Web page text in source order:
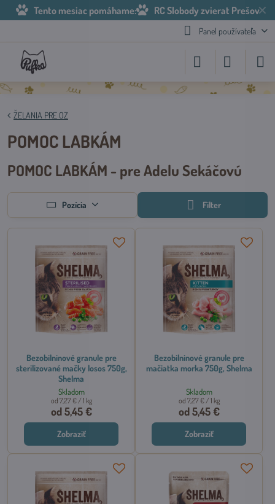
✕
Tento mesiac pomáhame: RC Slobody zvierat Prešov
Panel používateľa
ŽELANIA PRE OZ
POMOC LABKÁM
POMOC LABKÁM - pre Adelu Sekáčovú
Pozícia Filter
Bezobilninové granule pre
sterilizované mačky losos 750g,
Shelma
Skladom
od 5,45 €
od 7,27 € / 1 kg
Zobraziť
Bezobilninové granule pre
mačiatka morka 750g, Shelma
Skladom
od 5,45 €
od 7,27 € / 1 kg
Zobraziť